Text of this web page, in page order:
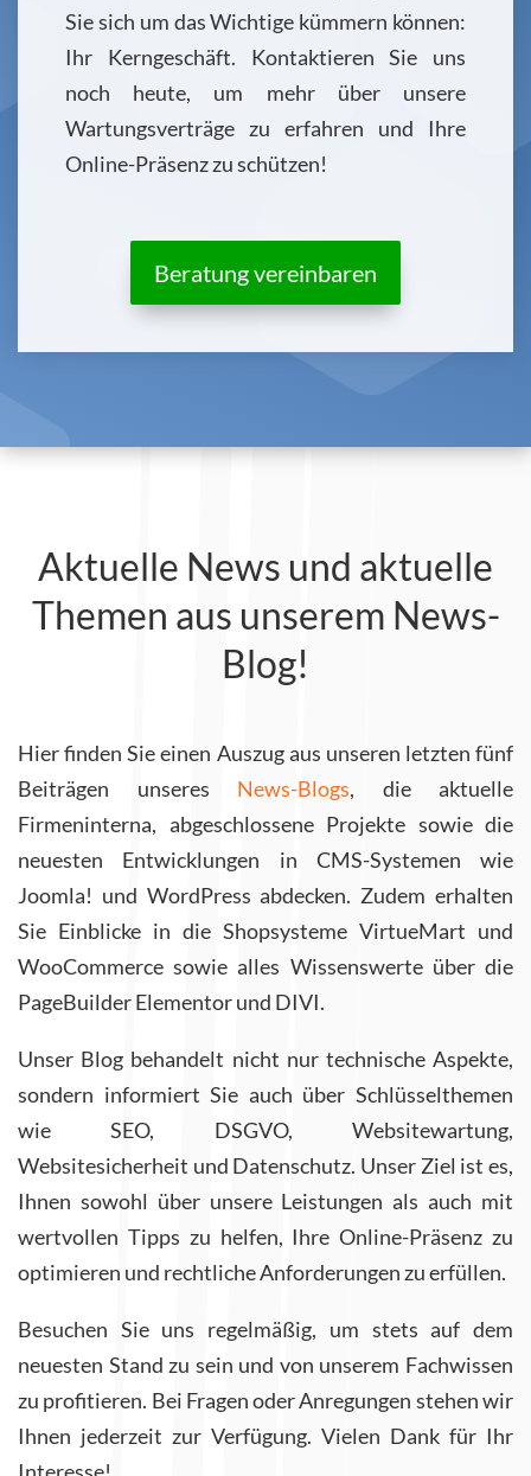
Sie sich um das Wichtige kümmern können:
Ihr Kerngeschäft. Kontaktieren Sie uns
noch heute, um mehr über unsere
Wartungsverträge zu erfahren und Ihre
Online-Präsenz zu schützen!
Beratung vereinbaren
Aktuelle News und aktuelle
Themen aus unserem News-
Blog!
Hier finden Sie einen Auszug aus unseren letzten fünf
Beiträgen unseres News-Blogs, die aktuelle
Firmeninterna, abgeschlossene Projekte sowie die
neuesten Entwicklungen in CMS-Systemen wie
Joomla! und WordPress abdecken. Zudem erhalten
Sie Einblicke in die Shopsysteme VirtueMart und
WooCommerce sowie alles Wissenswerte über die
PageBuilder Elementor und DIVI.
Unser Blog behandelt nicht nur technische Aspekte,
sondern informiert Sie auch über Schlüsselthemen
wie SEO, DSGVO, Websitewartung,
Websitesicherheit und Datenschutz. Unser Ziel ist es,
Ihnen sowohl über unsere Leistungen als auch mit
wertvollen Tipps zu helfen, Ihre Online-Präsenz zu
optimieren und rechtliche Anforderungen zu erfüllen.
Besuchen Sie uns regelmäßig, um stets auf dem
neuesten Stand zu sein und von unserem Fachwissen
zu profitieren. Bei Fragen oder Anregungen stehen wir
Ihnen jederzeit zur Verfügung. Vielen Dank für Ihr
Interesse!